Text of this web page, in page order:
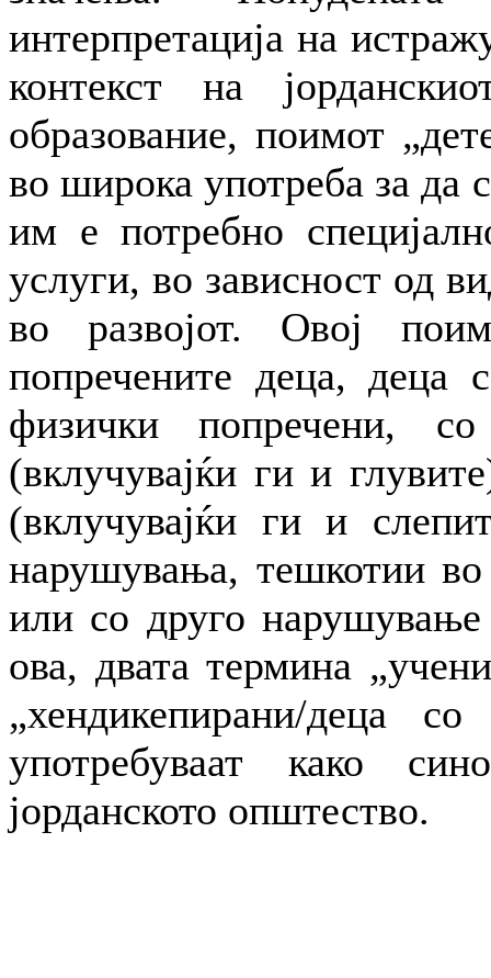
интерпретација на
контекст на
образование, поимот
во широка употреба за да
им е потребно
услуги, во зависност од
во развојот. Овој
попречените деца, деца
физички попречени,
(вклучувајќи ги и
(вклучувајќи ги и
нарушувања, тешкотии
или со друго
ова, двата термина
„хендикепирани/деца
употребуваат како
јорданското општество.